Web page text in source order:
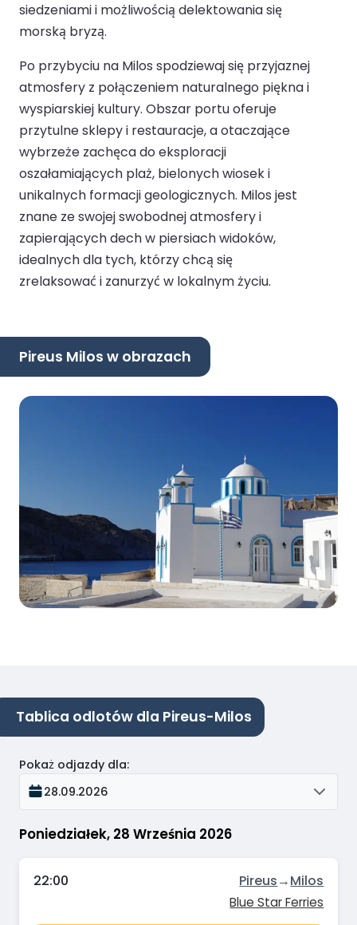
siedzeniami i możliwością delektowania się
morską bryzą.
Po przybyciu na Milos spodziewaj się przyjaznej
atmosfery z połączeniem naturalnego piękna i
wyspiarskiej kultury. Obszar portu oferuje
przytulne sklepy i restauracje, a otaczające
wybrzeże zachęca do eksploracji
oszałamiających plaż, bielonych wiosek i
unikalnych formacji geologicznych. Milos jest
znane ze swojej swobodnej atmosfery i
zapierających dech w piersiach widoków,
idealnych dla tych, którzy chcą się
zrelaksować i zanurzyć w lokalnym życiu.
Pireus Milos w obrazach
Tablica odlotów dla Pireus-Milos
Poniedziałek, 28 Września 2026
Pokaż odjazdy dla:
28.09.2026
22:00 Pireus→Milos
Blue Star Ferries